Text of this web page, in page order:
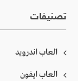
تصنيفات
العاب اندرويد
العاب ايفون